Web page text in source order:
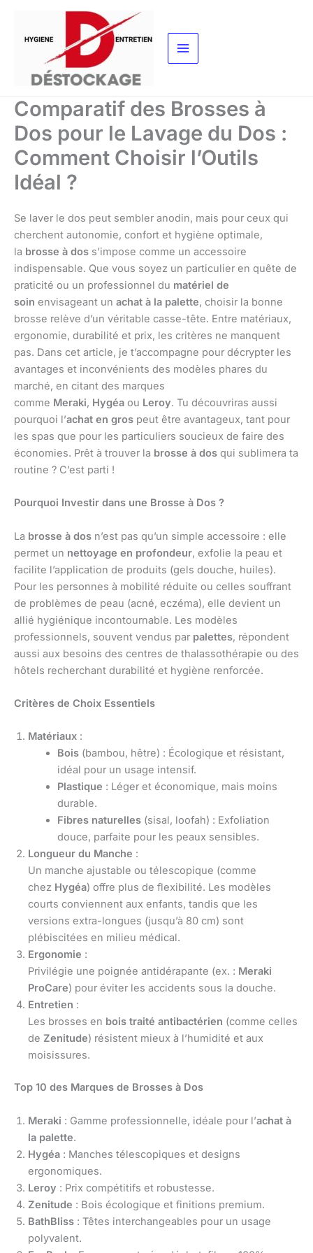
contenu
Comparatif des Brosses à
Dos pour le Lavage du Dos :
Comment Choisir l’Outils
Idéal ?
Se laver le dos peut sembler anodin, mais pour ceux qui
cherchent autonomie, confort et hygiène optimale,
la brosse à dos s’impose comme un accessoire
indispensable. Que vous soyez un particulier en quête de
praticité ou un professionnel du matériel de
soin envisageant un achat à la palette, choisir la bonne
brosse relève d’un véritable casse-tête. Entre matériaux,
ergonomie, durabilité et prix, les critères ne manquent
pas. Dans cet article, je t’accompagne pour décrypter les
avantages et inconvénients des modèles phares du
marché, en citant des marques
comme Meraki, Hygéa ou Leroy. Tu découvriras aussi
pourquoi l’achat en gros peut être avantageux, tant pour
les spas que pour les particuliers soucieux de faire des
économies. Prêt à trouver la brosse à dos qui sublimera ta
routine ? C’est parti !
Pourquoi Investir dans une Brosse à Dos ?
La brosse à dos n’est pas qu’un simple accessoire : elle
permet un nettoyage en profondeur, exfolie la peau et
facilite l’application de produits (gels douche, huiles).
Pour les personnes à mobilité réduite ou celles souffrant
de problèmes de peau (acné, eczéma), elle devient un
allié hygiénique incontournable. Les modèles
professionnels, souvent vendus par palettes, répondent
aussi aux besoins des centres de thalassothérapie ou des
hôtels recherchant durabilité et hygiène renforcée.
Critères de Choix Essentiels
Matériaux :
Bois(bambou, hêtre) : Écologique et résistant,
idéal pour un usage intensif.
Plastique : Léger et économique, mais moins
durable.
Fibres naturelles(sisal, loofah) : Exfoliation
douce, parfaite pour les peaux sensibles.
Longueur du Manche :
Un manche ajustable ou télescopique (comme
chez Hygéa) offre plus de flexibilité. Les modèles
courts conviennent aux enfants, tandis que les
versions extra-longues (jusqu’à 80 cm) sont
plébiscitées en milieu médical.
Ergonomie :
Privilégie une poignée antidérapante (ex. : Meraki
ProCare) pour éviter les accidents sous la douche.
Entretien :
Les brosses en bois traité antibactérien (comme celles
de Zenitude) résistent mieux à l’humidité et aux
moisissures.
Top 10 des Marques de Brosses à Dos
Meraki : Gamme professionnelle, idéale pour l’achat à
la palette.
Hygéa : Manches télescopiques et designs
ergonomiques.
Leroy : Prix compétitifs et robustesse.
Zenitude : Bois écologique et finitions premium.
BathBliss : Têtes interchangeables pour un usage
polyvalent.